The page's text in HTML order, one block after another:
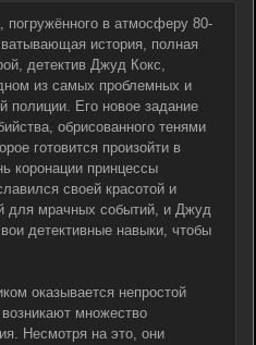
в атмосферу 80-
история, полная
детектив Джуд Кокс,
из самых проблемных и
полиции. Его новое задание
обрисованного тенями
готовится произойти в
коронации принцессы
своей красотой и
для мрачных событий, и Джуд
детективные навыки, чтобы
оказывается непростой
множество
Несмотря на это, они